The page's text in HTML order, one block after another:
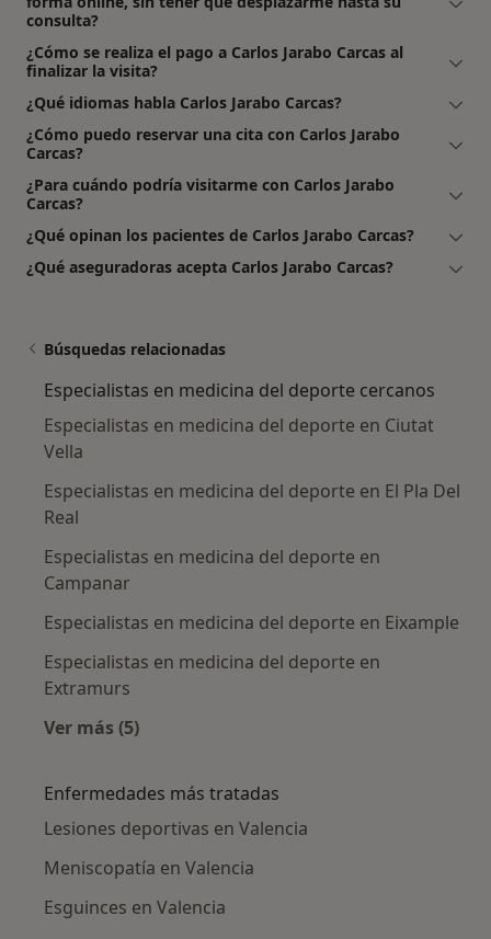
consulta?
¿Cómo se realiza el pago a Carlos Jarabo Carcas al
finalizar la visita?
¿Qué idiomas habla Carlos Jarabo Carcas?
¿Cómo puedo reservar una cita con Carlos Jarabo
Carcas?
¿Para cuándo podría visitarme con Carlos Jarabo
Carcas?
¿Qué opinan los pacientes de Carlos Jarabo Carcas?
¿Qué aseguradoras acepta Carlos Jarabo Carcas?
Búsquedas relacionadas
Especialistas en medicina del deporte cercanos
Especialistas en medicina del deporte en Ciutat
Vella
Especialistas en medicina del deporte en El Pla Del
Real
Especialistas en medicina del deporte en
Campanar
Especialistas en medicina del deporte en Eixample
Especialistas en medicina del deporte en
Extramurs
Ver más (5)
Enfermedades más tratadas
Lesiones deportivas en Valencia
Meniscopatía en Valencia
Esguinces en Valencia